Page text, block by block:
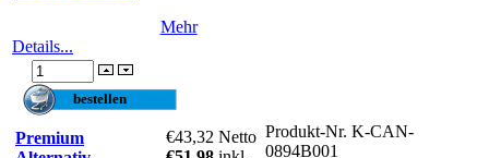
Mehr
Details...
Premium
€43,32 Netto Produkt-Nr. K-CAN-
0894B001